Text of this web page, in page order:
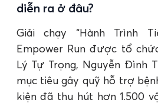
diễn ra ở đâu?
Giải chạy “Hành Trình
Empower Run được tổ
Lý Tự Trọng, Nguyễn Đình
mục tiêu gây quỹ hỗ trợ
kiện đã thu hút hơn 1.500